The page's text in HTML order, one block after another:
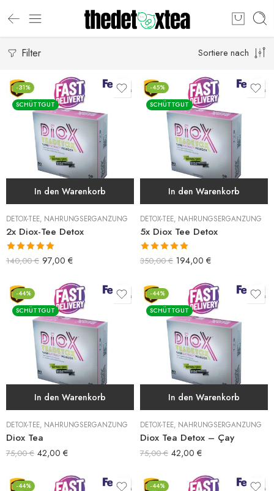
Filter Sortiere nach
-31%
SCHÜTTGUT
In den Warenkorb
DETOX-TEE, NAHRUNGSERGÄNZUNG
2x Diox-Tee Detox
Bewertet mit
140,00€ 97,00 €
-45%
SCHÜTTGUT
In den Warenkorb
DETOX-TEE, NAHRUNGSERGÄNZUNG
5x Diox Tee Detox
Bewertet mit
350,00€ 194,00 €
-44%
SCHÜTTGUT
In den Warenkorb
DETOX-TEE, NAHRUNGSERGÄNZUNG
Diox Tea
75,00€ 42,00 €
-44%
SCHÜTTGUT
In den Warenkorb
DETOX-TEE, NAHRUNGSERGÄNZUNG
Diox Tea Detox – Çay
75,00€ 42,00 €
-44%
-44%